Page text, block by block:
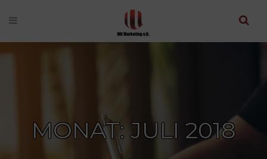
MONAT: JULI 2018